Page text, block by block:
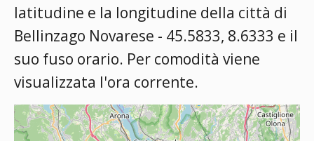
latitudine e la longitudine della città di
Bellinzago Novarese - 45.5833, 8.6333 e il
suo fuso orario. Per comodità viene
visualizzata l'ora corrente.